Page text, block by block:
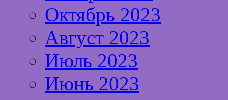
Октябрь 2023
Август 2023
Июль 2023
Июнь 2023